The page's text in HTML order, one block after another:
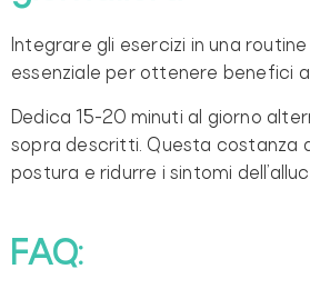
Integrare gli esercizi in una
essenziale per ottenere benefici
Dedica 15-20 minuti al giorno
sopra descritti. Questa costanza
postura e ridurre i sintomi
FAQ: